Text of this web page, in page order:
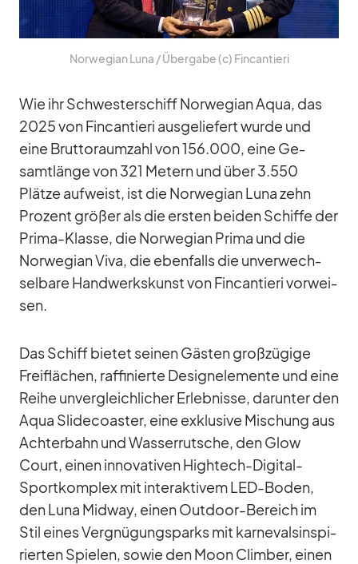
Nor­we­gian Luna /​ Über­gabe (c) Fin­can­tieri
Wie ihr Schwes­ter­schiff Nor­we­gian Aqua, das
2025 von Fin­can­tieri aus­ge­lie­fert wurde und
eine Brut­to­raum­zahl von 156.000, eine Ge­
samt­länge von 321 Me­tern und über 3.550
Plätze auf­weist, ist die Nor­we­gian Luna zehn
Pro­zent grö­ßer als die ers­ten bei­den Schiffe der
Prima-Klasse, die Nor­we­gian Prima und die
Nor­we­gian Viva, die eben­falls die un­ver­wech­
sel­bare Hand­werks­kunst von Fin­can­tieri vor­wei­
sen.
Das Schiff bie­tet sei­nen Gäs­ten groß­zü­gige
Frei­flä­chen, raf­fi­nierte De­sign­ele­mente und eine
Reihe un­ver­gleich­li­cher Er­leb­nisse, dar­un­ter den
Aqua Slide­co­as­ter, eine ex­klu­sive Mi­schung aus
Ach­ter­bahn und Was­ser­rut­sche, den Glow
Court, ei­nen in­no­va­ti­ven High­tech-Di­gi­tal-
Sport­kom­plex mit in­ter­ak­ti­vem LED-Bo­den,
den Luna Mid­way, ei­nen Out­door-Be­reich im
Stil ei­nes Ver­gnü­gungs­parks mit kar­ne­vals­in­spi­
rier­ten Spie­len, so­wie den Moon Clim­ber, ei­nen